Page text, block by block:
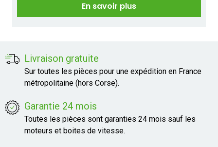
En savoir plus
Livraison gratuite
Sur toutes les pièces pour une expédition en France
métropolitaine (hors Corse).
Garantie 24 mois
Toutes les pièces sont garanties 24 mois sauf les
moteurs et boites de vitesse.